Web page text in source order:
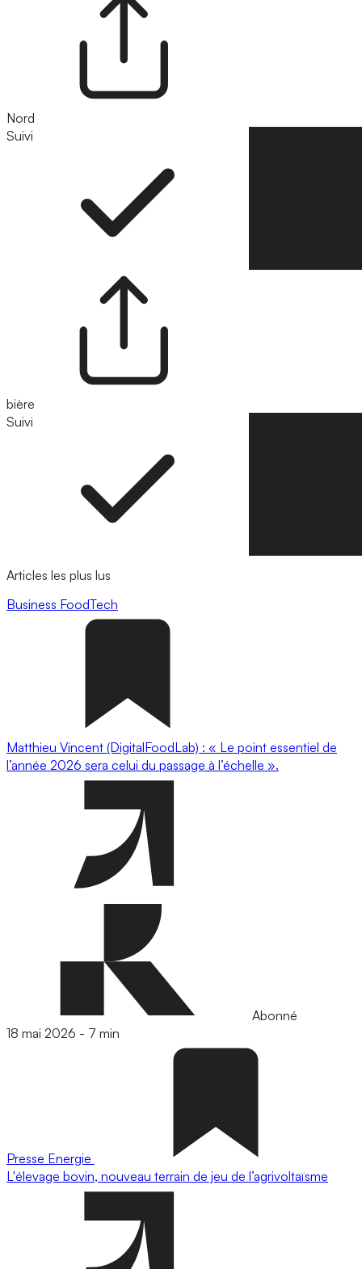
Nord
Suivi
bière
Suivi
Articles les plus lus
Business FoodTech
Matthieu Vincent (DigitalFoodLab) : « Le point essentiel de
l’année 2026 sera celui du passage à l’échelle ».
Abonné
18 mai 2026 - 7 min
Presse Energie
L'élevage bovin, nouveau terrain de jeu de l’agrivoltaïsme